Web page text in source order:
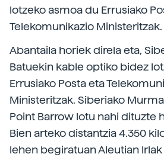
lotzeko asmoa du Errusiako
Telekomunikazio Ministeritzak.
Abantaila horiek direla eta,
Batuekin kable optiko bidez
Errusiako Posta eta
Ministeritzak. Siberiako
Point Barrow lotu nahi dituzte
Bien arteko distantzia 4.350
lehen begiratuan Aleutian